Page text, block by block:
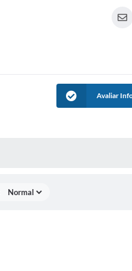
Avaliar